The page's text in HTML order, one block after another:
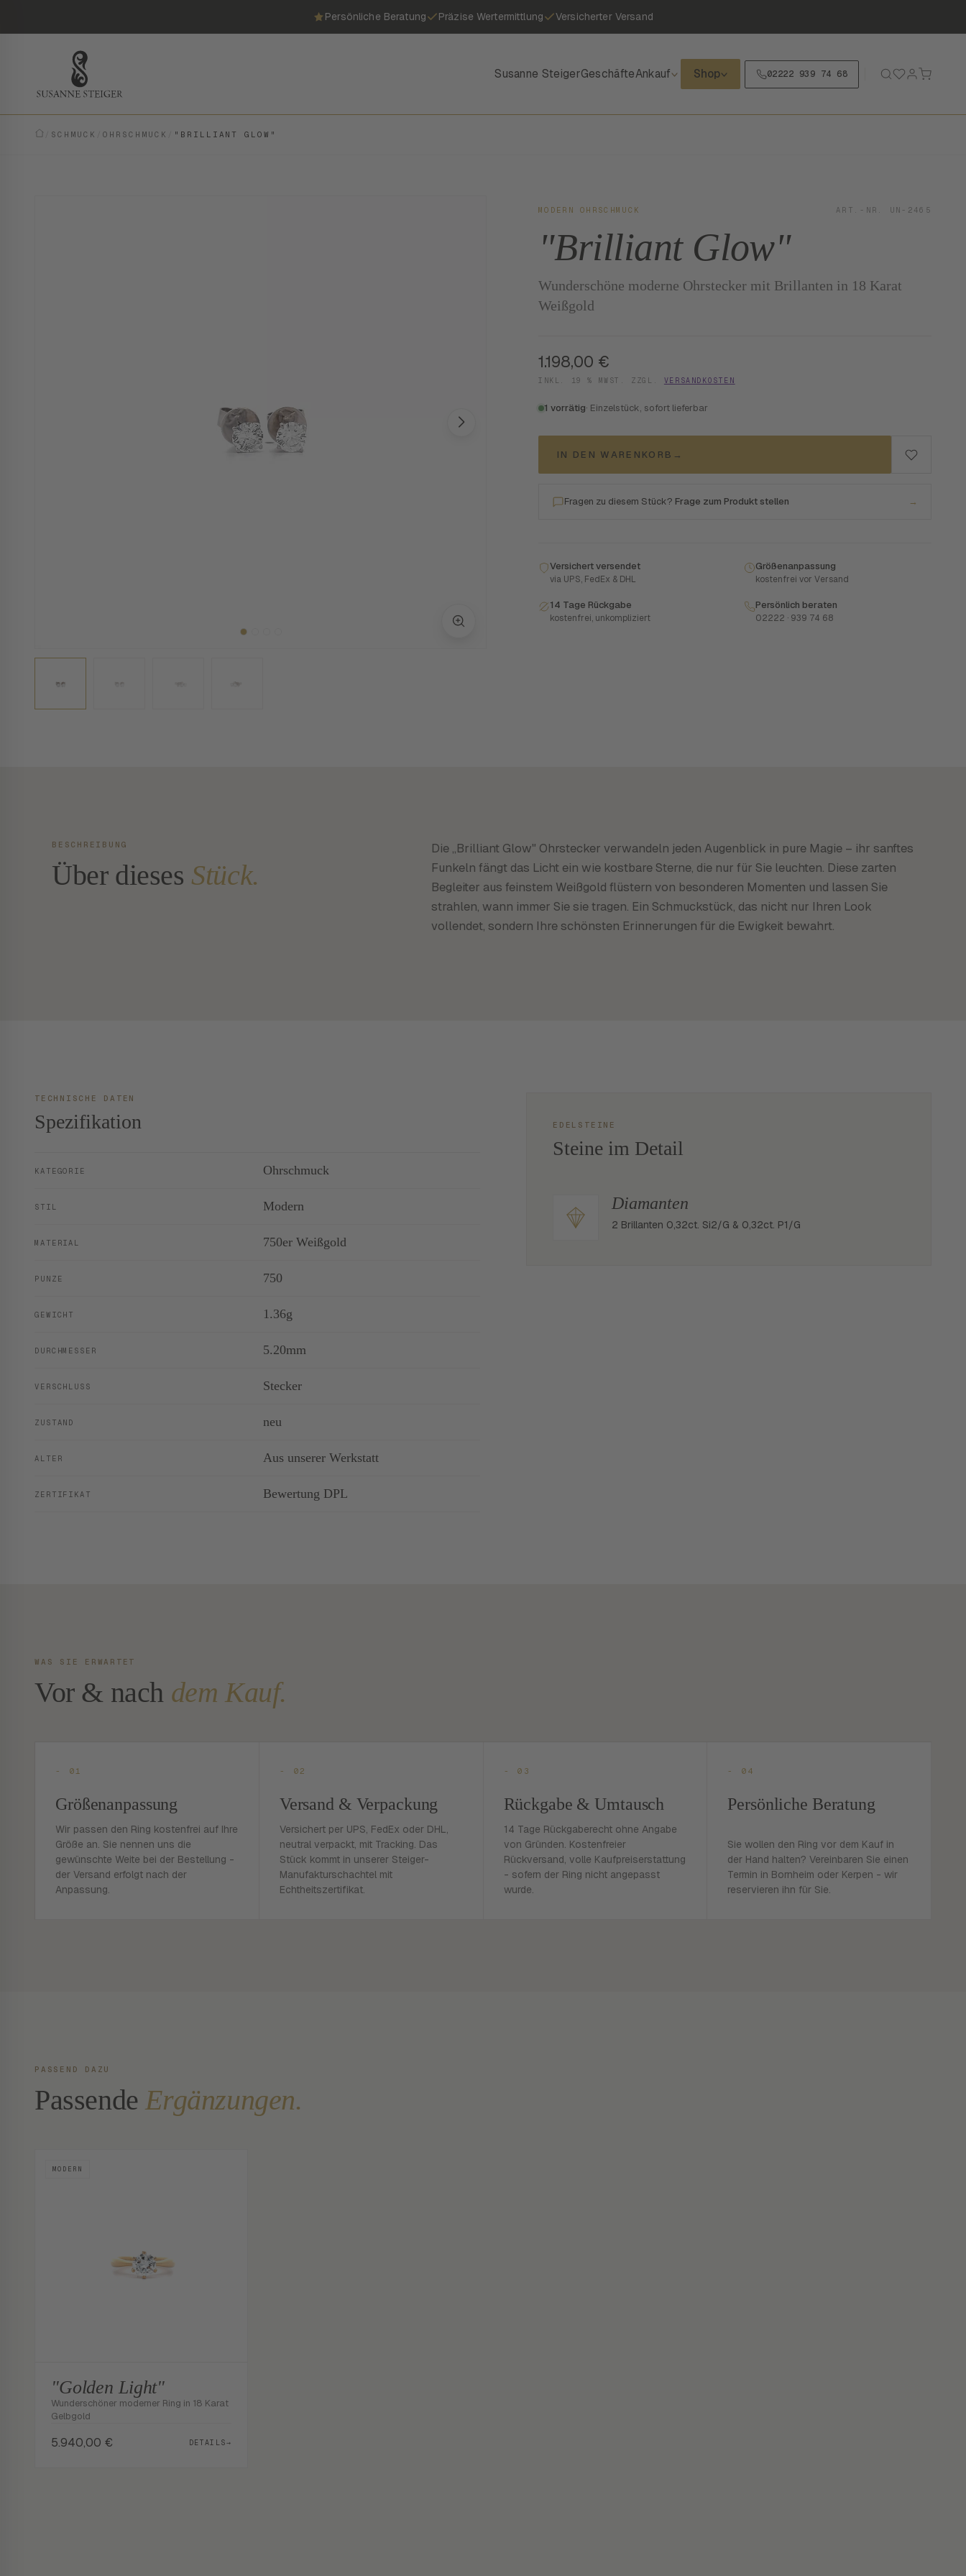
Persönliche Beratung Präzise Wertermittlung Versicherter Versand
Susanne SteigerGeschäfteAnkauf Shop 02222 939 74 68
SCHMUCK OHRSCHMUCK "BRILLIANT GLOW"
MODERN OHRSCHMUCK ART.-NR. UN-2465
"Brilliant Glow"
Wunderschöne moderne Ohrstecker mit Brillanten in 18 Karat
Weißgold
1.198,00 €
INKL. 19 % MWST. ZZGL. VERSANDKOSTEN
1 vorrätig· Einzelstück, sofort lieferbar
IN DEN WARENKORB →
Fragen zu diesem Stück? Frage zum Produkt stellen →
Versichert versendet
via UPS, FedEx & DHL
Größenanpassung
kostenfrei vor Versand
14 Tage Rückgabe
kostenfrei, unkompliziert
Persönlich beraten
02222 · 939 74 68
BESCHREIBUNG
Über dieses Stück.
Die „Brilliant Glow" Ohrstecker verwandeln jeden Augenblick in pure Magie – ihr sanftes
Funkeln fängt das Licht ein wie kostbare Sterne, die nur für Sie leuchten. Diese zarten
Begleiter aus feinstem Weißgold flüstern von besonderen Momenten und lassen Sie
strahlen, wann immer Sie sie tragen. Ein Schmuckstück, das nicht nur Ihren Look
vollendet, sondern Ihre schönsten Erinnerungen für die Ewigkeit bewahrt.
TECHNISCHE DATEN
Spezifikation
KATEGORIE Ohrschmuck
STIL Modern
MATERIAL 750er Weißgold
PUNZE 750
GEWICHT 1.36g
DURCHMESSER 5.20mm
VERSCHLUSS Stecker
ZUSTAND neu
ALTER Aus unserer Werkstatt
ZERTIFIKAT Bewertung DPL
EDELSTEINE
Steine im Detail
Diamanten
2 Brillanten 0,32ct. Si2/G & 0,32ct. P1/G
WAS SIE ERWARTET
Vor & nach dem Kauf.
- 01
Größenanpassung
Wir passen den Ring kostenfrei auf Ihre
Größe an. Sie nennen uns die
gewünschte Weite bei der Bestellung -
der Versand erfolgt nach der
Anpassung.
- 02
Versand & Verpackung
Versichert per UPS, FedEx oder DHL,
neutral verpackt, mit Tracking. Das
Stück kommt in unserer Steiger-
Manufakturschachtel mit
Echtheitszertifikat.
- 03
Rückgabe & Umtausch
14 Tage Rückgaberecht ohne Angabe
von Gründen. Kostenfreier
Rückversand, volle Kaufpreiserstattung
- sofern der Ring nicht angepasst
wurde.
- 04
Persönliche Beratung
Sie wollen den Ring vor dem Kauf in
der Hand halten? Vereinbaren Sie einen
Termin in Bornheim oder Kerpen - wir
reservieren ihn für Sie.
PASSEND DAZU
PassendeErgänzungen.
MODERN
"Golden Light"
Wunderschöner moderner Ring in 18 Karat
Gelbgold
5.940,00 € DETAILS→